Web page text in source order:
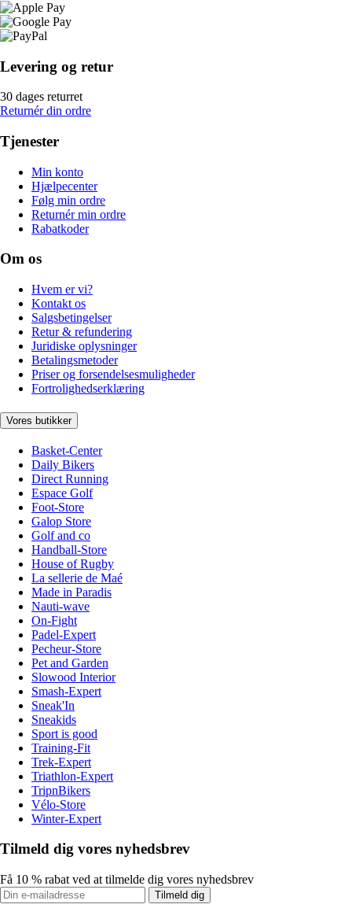
Levering og retur
30 dages returret
Returnér din ordre
Tjenester
Min konto
Hjælpecenter
Følg min ordre
Returnér min ordre
Rabatkoder
Om os
Hvem er vi?
Kontakt os
Salgsbetingelser
Retur & refundering
Juridiske oplysninger
Betalingsmetoder
Priser og forsendelsesmuligheder
Fortrolighedserklæring
Vores butikker
Basket-Center
Daily Bikers
Direct Running
Espace Golf
Foot-Store
Galop Store
Golf and co
Handball-Store
House of Rugby
La sellerie de Maé
Made in Paradis
Nauti-wave
On-Fight
Padel-Expert
Pecheur-Store
Pet and Garden
Slowood Interior
Smash-Expert
Sneak'In
Sneakids
Sport is good
Training-Fit
Trek-Expert
Triathlon-Expert
TripnBikers
Vélo-Store
Winter-Expert
Tilmeld dig vores nyhedsbrev
Få 10 % rabat ved at tilmelde dig vores nyhedsbrev
Tilmeld dig